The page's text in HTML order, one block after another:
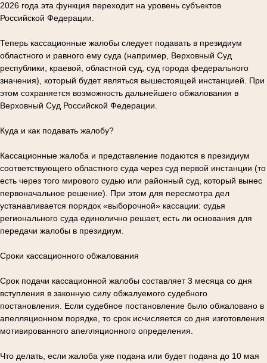
2026 года эта функция переходит на уровень субъектов
Российской Федерации.
Теперь кассационные жалобы следует подавать в президиум
областного и равного ему суда (например, Верховный Суд
республики, краевой, областной суд, суд города федерального
значения), который будет являться вышестоящей инстанцией. При
этом сохраняется возможность дальнейшего обжалования в
Верховный Суд Российской Федерации.
Куда и как подавать жалобу?
Кассационные жалоба и представление подаются в президиум
соответствующего областного суда через суд первой инстанции (то
есть через того мирового судью или районный суд, который вынес
первоначальное решение). При этом для пересмотра дел
устанавливается порядок «выборочной» кассации: судья
регионального суда единолично решает, есть ли основания для
передачи жалобы в президиум.
Сроки кассационного обжалования
Срок подачи кассационной жалобы составляет 3 месяца со дня
вступления в законную силу обжалуемого судебного
постановления. Если судебное постановление было обжаловано в
апелляционном порядке, то срок исчисляется со дня изготовления
мотивированного апелляционного определения.
Что делать, если жалоба уже подана или будет подана до 10 мая